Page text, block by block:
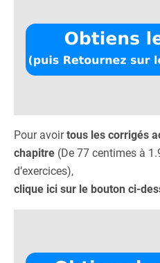
Pour avoirtous les corrigés
chapitre (De 77 centimes à
d’exercices),
clique ici sur le bouton ci-